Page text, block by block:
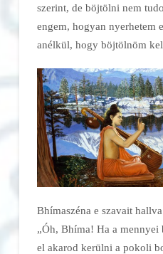
szerint, de böjtölni nem
engem, hogyan nyerhetem
anélkül, hogy böjtölnöm
Bhímaszéna e szavait
„Óh, Bhíma! Ha a
el akarod kerülni a pokoli